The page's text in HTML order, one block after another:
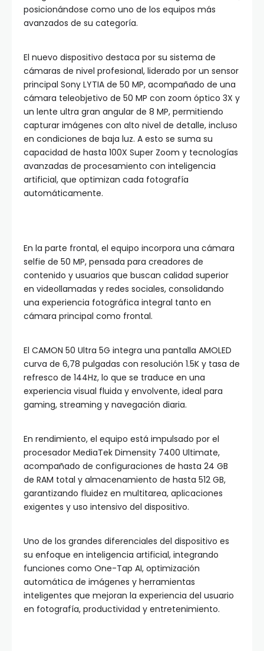
posicionándose como uno de los equipos más
avanzados de su categoría.
El nuevo dispositivo destaca por su sistema de
cámaras de nivel profesional, liderado por un sensor
principal Sony LYTIA de 50 MP, acompañado de una
cámara teleobjetivo de 50 MP con zoom óptico 3X y
un lente ultra gran angular de 8 MP, permitiendo
capturar imágenes con alto nivel de detalle, incluso
en condiciones de baja luz. A esto se suma su
capacidad de hasta 100X Super Zoom y tecnologías
avanzadas de procesamiento con inteligencia
artificial, que optimizan cada fotografía
automáticamente.
En la parte frontal, el equipo incorpora una cámara
selfie de 50 MP, pensada para creadores de
contenido y usuarios que buscan calidad superior
en videollamadas y redes sociales, consolidando
una experiencia fotográfica integral tanto en
cámara principal como frontal.
El CAMON 50 Ultra 5G integra una pantalla AMOLED
curva de 6,78 pulgadas con resolución 1.5K y tasa de
refresco de 144Hz, lo que se traduce en una
experiencia visual fluida y envolvente, ideal para
gaming, streaming y navegación diaria.
En rendimiento, el equipo está impulsado por el
procesador MediaTek Dimensity 7400 Ultimate,
acompañado de configuraciones de hasta 24 GB
de RAM total y almacenamiento de hasta 512 GB,
garantizando fluidez en multitarea, aplicaciones
exigentes y uso intensivo del dispositivo.
Uno de los grandes diferenciales del dispositivo es
su enfoque en inteligencia artificial, integrando
funciones como One-Tap AI, optimización
automática de imágenes y herramientas
inteligentes que mejoran la experiencia del usuario
en fotografía, productividad y entretenimiento.